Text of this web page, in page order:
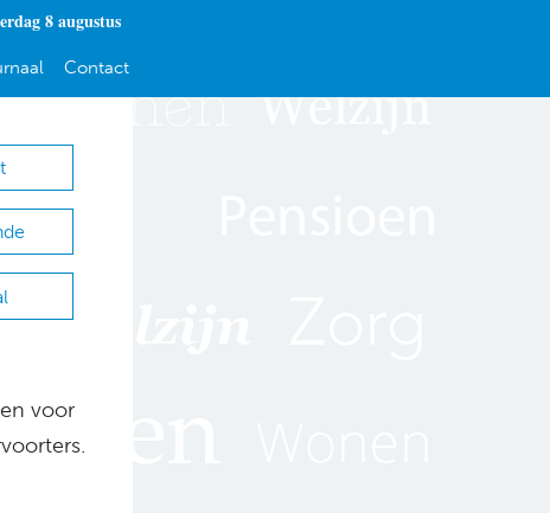
8 augustus
Contact
voor